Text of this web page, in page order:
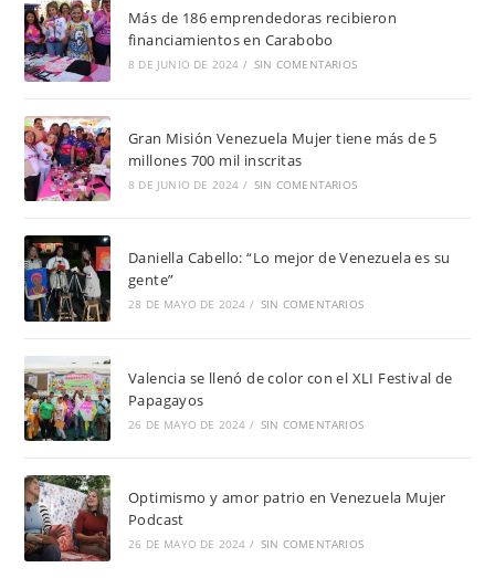
Más de 186 emprendedoras recibieron
financiamientos en Carabobo
8 DE JUNIO DE 2024 / SIN COMENTARIOS
Gran Misión Venezuela Mujer tiene más de 5
millones 700 mil inscritas
8 DE JUNIO DE 2024 / SIN COMENTARIOS
Daniella Cabello: “Lo mejor de Venezuela es su
gente”
28 DE MAYO DE 2024 / SIN COMENTARIOS
Valencia se llenó de color con el XLI Festival de
Papagayos
26 DE MAYO DE 2024 / SIN COMENTARIOS
Optimismo y amor patrio en Venezuela Mujer
Podcast
26 DE MAYO DE 2024 / SIN COMENTARIOS